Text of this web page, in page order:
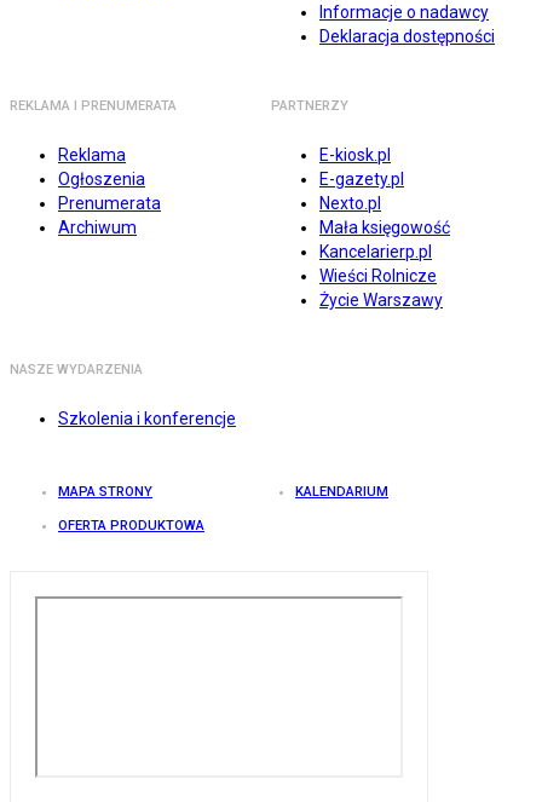
Informacje o nadawcy
Deklaracja dostępności
REKLAMA I PRENUMERATA
Reklama
Ogłoszenia
Prenumerata
Archiwum
PARTNERZY
E-kiosk.pl
E-gazety.pl
Nexto.pl
Mała księgowość
Kancelarierp.pl
Wieści Rolnicze
Życie Warszawy
NASZE WYDARZENIA
Szkolenia i konferencje
MAPA STRONY KALENDARIUM
OFERTA PRODUKTOWA